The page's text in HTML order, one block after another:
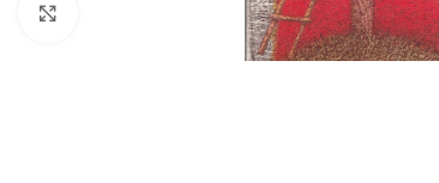
Spustelėkite, kad padidintumėte